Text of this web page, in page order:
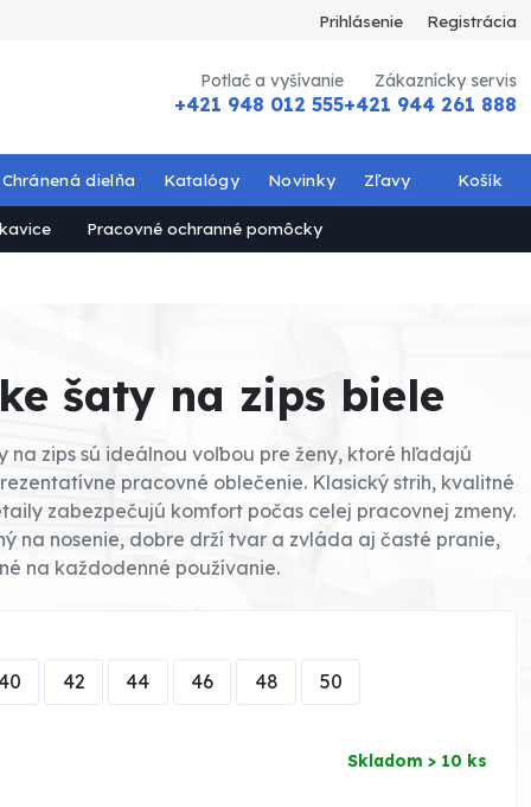
Prihlásenie Registrácia
Potlač a vyšívanie
+421 948 012 555
Zákaznícky servis
+421 944 261 888
Pracovné ochranné pomôcky
Chránená dielňa Katalógy Novinky Zľavy Košík
šaty na zips biele
na zips sú ideálnou voľbou pre ženy, ktoré hľadajú
pracovné oblečenie. Klasický strih, kvalitné
zabezpečujú komfort počas celej pracovnej zmeny.
na nosenie, dobre drží tvar a zvláda aj časté pranie,
na každodenné používanie.
42 44 46 48 50
Skladom > 10 ks